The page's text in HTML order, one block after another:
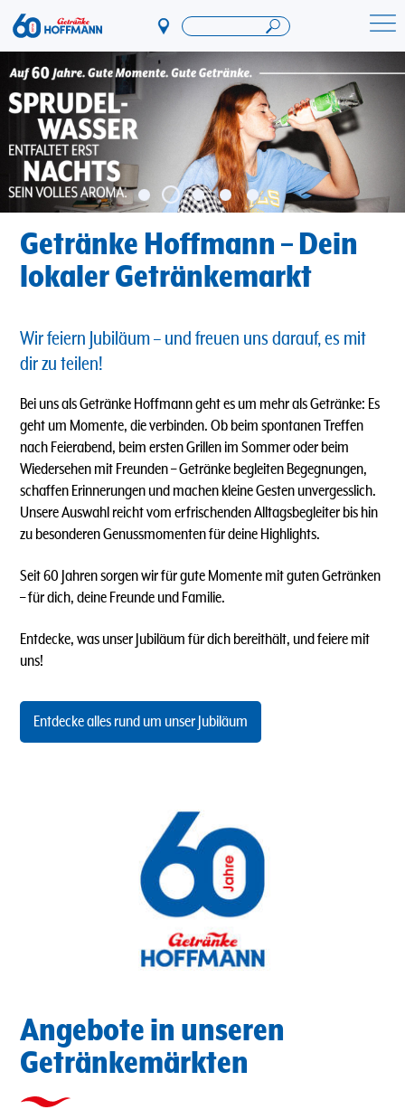
Direkt
zum
Inhalt
Startseite Getränke Hoffmann
Getränke Hoffmann – Dein
lokaler Getränkemarkt
Wir feiern Jubiläum – und freuen uns darauf, es mit
dir zu teilen!
Bei uns als Getränke Hoffmann geht es um mehr als Getränke: Es
geht um Momente, die verbinden. Ob beim spontanen Treffen
nach Feierabend, beim ersten Grillen im Sommer oder beim
Wiedersehen mit Freunden – Getränke begleiten Begegnungen,
schaffen Erinnerungen und machen kleine Gesten unvergesslich.
Unsere Auswahl reicht vom erfrischenden Alltagsbegleiter bis hin
zu besonderen Genussmomenten für deine Highlights.
Seit 60 Jahren sorgen wir für gute Momente mit guten Getränken
– für dich, deine Freunde und Familie.
Entdecke, was unser Jubiläum für dich bereithält, und feiere mit
uns!
Entdecke alles rund um unser Jubiläum
Angebote in unseren
Getränkemärkten